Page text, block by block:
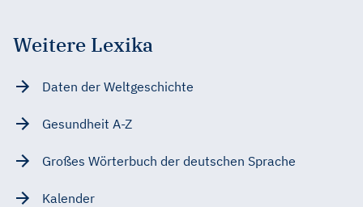
Weitere Lexika
Daten der Weltgeschichte
Gesundheit A-Z
Großes Wörterbuch der deutschen Sprache
Kalender